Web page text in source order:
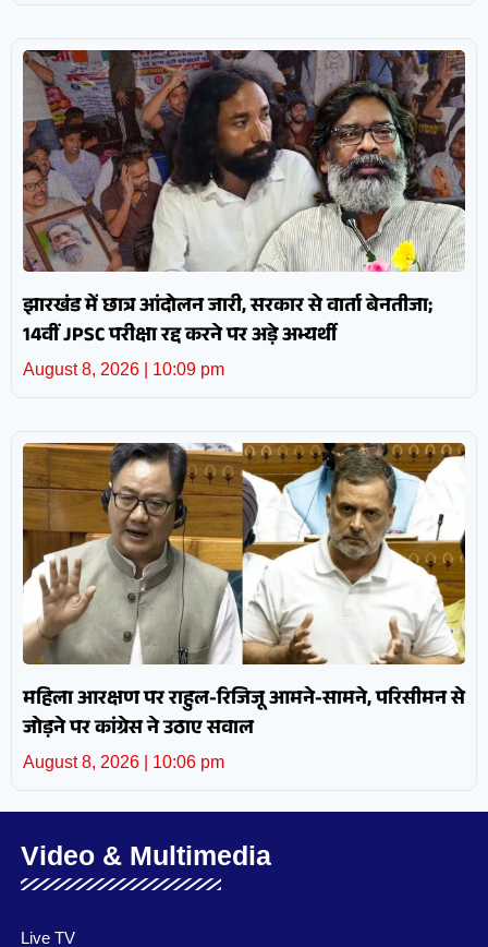
झारखंड में छात्र आंदोलन जारी, सरकार से वार्ता बेनतीजा;
14वीं JPSC परीक्षा रद्द करने पर अड़े अभ्यर्थी
August 8, 2026 10:09 pm
महिला आरक्षण पर राहुल-रिजिजू आमने-सामने, परिसीमन से
जोड़ने पर कांग्रेस ने उठाए सवाल
August 8, 2026 10:06 pm
Video & Multimedia
Live TV